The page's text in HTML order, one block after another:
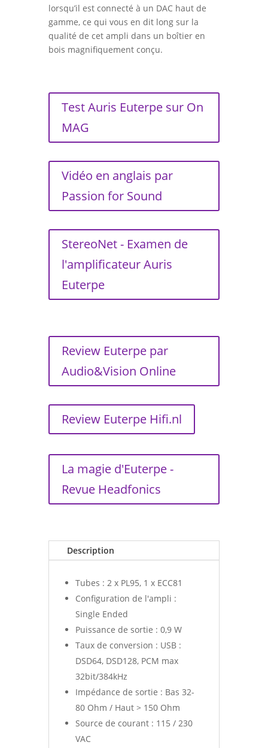
lorsqu’il est connecté à un DAC haut de
gamme, ce qui vous en dit long sur la
qualité de cet ampli dans un boîtier en
bois magnifiquement conçu.
Test Auris Euterpe sur On
MAG
Vidéo en anglais par
Passion for Sound
StereoNet - Examen de
l'amplificateur Auris
Euterpe
Review Euterpe par
Audio&Vision Online
Review Euterpe Hifi.nl
La magie d'Euterpe -
Revue Headfonics
Description
Tubes : 2 x PL95, 1 x ECC81
Configuration de l'ampli :
Single Ended
Puissance de sortie : 0,9 W
Taux de conversion : USB :
DSD64, DSD128, PCM max
32bit/384kHz
Impédance de sortie : Bas 32-
80 Ohm / Haut > 150 Ohm
Source de courant : 115 / 230
VAC